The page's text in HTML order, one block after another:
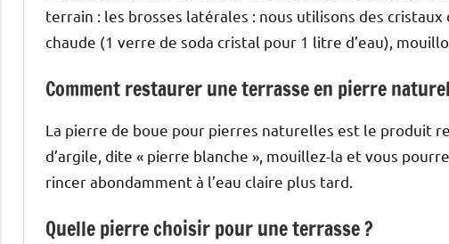
terrain : les brosses latérales : nous utilisons des cristaux
chaude (1 verre de soda cristal pour 1 litre d’eau),
Comment restaurer une terrasse en pierre
La pierre de boue pour pierres naturelles est le produit
d’argile, dite « pierre blanche », mouillez-la et vous
rincer abondamment à l’eau claire plus tard.
Quelle pierre choisir pour une terrasse ?